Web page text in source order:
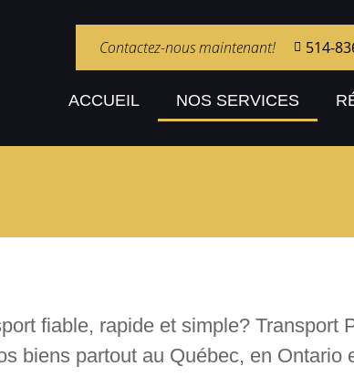
Contactez-nous maintenant! 514-
ACCUEIL NOS SERVICES
fiable, rapide et simple?
biens partout au Québec, en